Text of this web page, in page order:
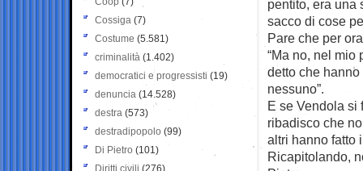
pentito, era una
sacco di cose
Pare che per
“Ma no, nel mio
detto che
nessuno”.
E se Vendola si
ribadisco che
altri hanno fatto
Ricapitolando,
Cossiga (7)
Costume (5.581)
criminalità (1.402)
democratici e progressisti (19)
denuncia (14.528)
destra (573)
destradipopolo (99)
Di Pietro (101)
Diritti civili (276)